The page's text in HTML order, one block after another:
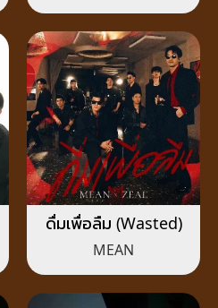
ดื่มเพื่อลืม (Wasted)
MEAN